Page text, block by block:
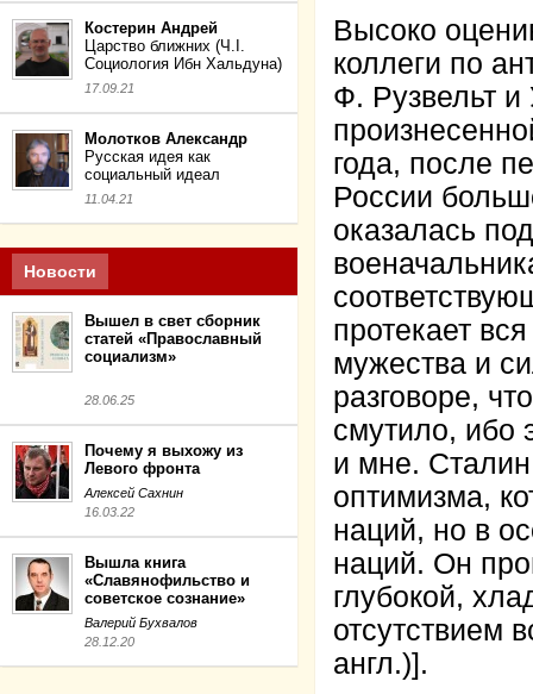
Костерин Андрей
Царство ближних (Ч.I.
Социология Ибн Хальдуна)
17.09.21
Молотков Александр
Русская идея как
социальный идеал
11.04.21
Новости
Вышел в свет сборник
статей «Православный
социализм»
28.06.25
Почему я выхожу из
Левого фронта
Алексей Сахнин
16.03.22
Вышла книга
«Славянофильство и
советское сознание»
Валерий Бухвалов
28.12.20
Высоко
коллеги по
Ф. Рузвельт
года, после
России
оказалась
протекает
мужества и
разговоре,
смутило, ибо
и мне.
оптимизма,
наций, но в
наций. Он
глубокой,
отсутствием
англ.)].